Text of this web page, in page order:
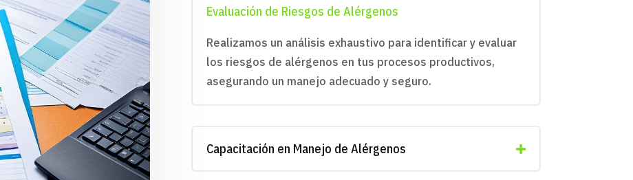
Evaluación de Riesgos de Alérgenos
Realizamos un análisis exhaustivo para identificar y evaluar
los riesgos de alérgenos en tus procesos productivos,
asegurando un manejo adecuado y seguro.
Capacitación en Manejo de Alérgenos